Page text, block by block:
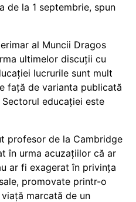
de la 1 septembrie, spun
al Muncii Dragos
ultimelor discuții cu
lucrurile sunt mult
față de varianta publicată
Sectorul educației este
profesor de la Cambridge
în urma acuzațiilor că ar
ar fi exagerat în privința
promovate printr-o
marcată de un